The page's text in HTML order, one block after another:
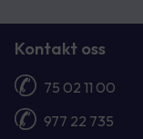
Kontakt oss
75 02 11 00
977 22 735